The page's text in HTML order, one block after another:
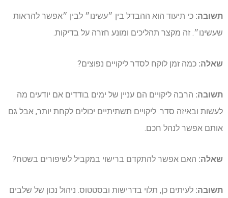
תשובה: כי תיעוד הוא ההבדל בין ״עשינו״ לבין ״אפשר להראות
שעשינו״. זה מקצר תהליכים ומונע חזרה על בדיקות.
שאלה: כמה זמן לוקח לסדר ליקויים נפוצים?
תשובה: הרבה ליקויים הם עניין של ימים בודדים אם יודעים מה
לעשות ובאיזה סדר. ליקויים תשתיתיים יכולים לקחת יותר, אבל גם
אותם אפשר לנהל חכם.
שאלה: האם אפשר להתקדם ברישוי במקביל לשיפורים בשטח?
תשובה: לעיתים כן, תלוי בדרישות ובסטטוס. ניהול נכון של שלבים